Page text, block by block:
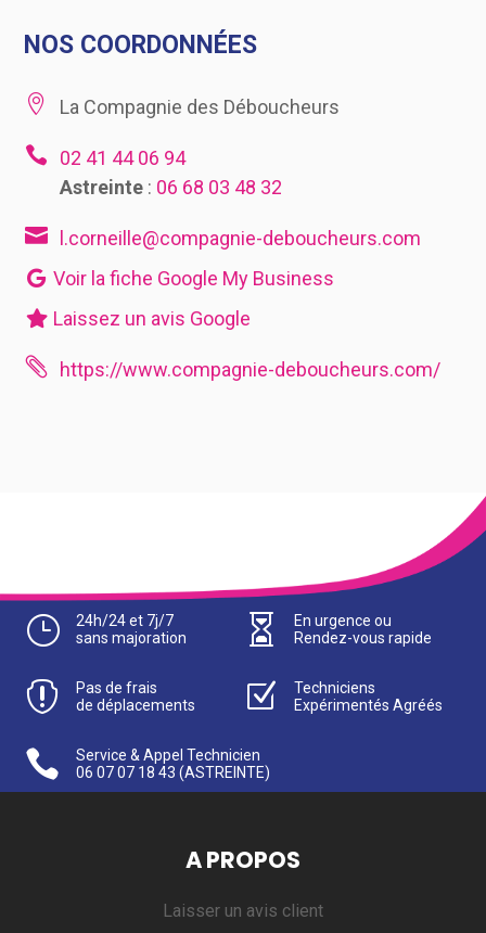
NOS COORDONNÉES
 La Compagnie des Déboucheurs

02 41 44 06 94
Astreinte: 06 68 03 48 32

l.corneille@compagnie-deboucheurs.com
Voir la fiche Google My Business
Laissez un avis Google
 https://www.compagnie-deboucheurs.com/
}
24h/24 et 7j/7
sans majoration

En urgence ou
Rendez-vous rapide

Pas de frais
de déplacements
Z
Techniciens
Expérimentés Agréés

Service & Appel Technicien
06 07 07 18 43 (ASTREINTE)
A PROPOS
Laisser un avis client